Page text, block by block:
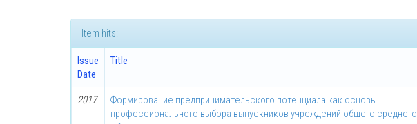
Item hits:
Issue
Date
Title
2017
Формирование предпринимательского потенциала как основы
профессионального выбора выпускников учреждений общего среднего